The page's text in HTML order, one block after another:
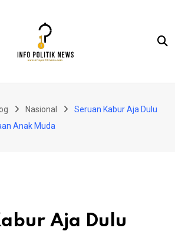
Nasional
Seruan Kabur Aja Dulu
Anak Muda
Aja Dulu